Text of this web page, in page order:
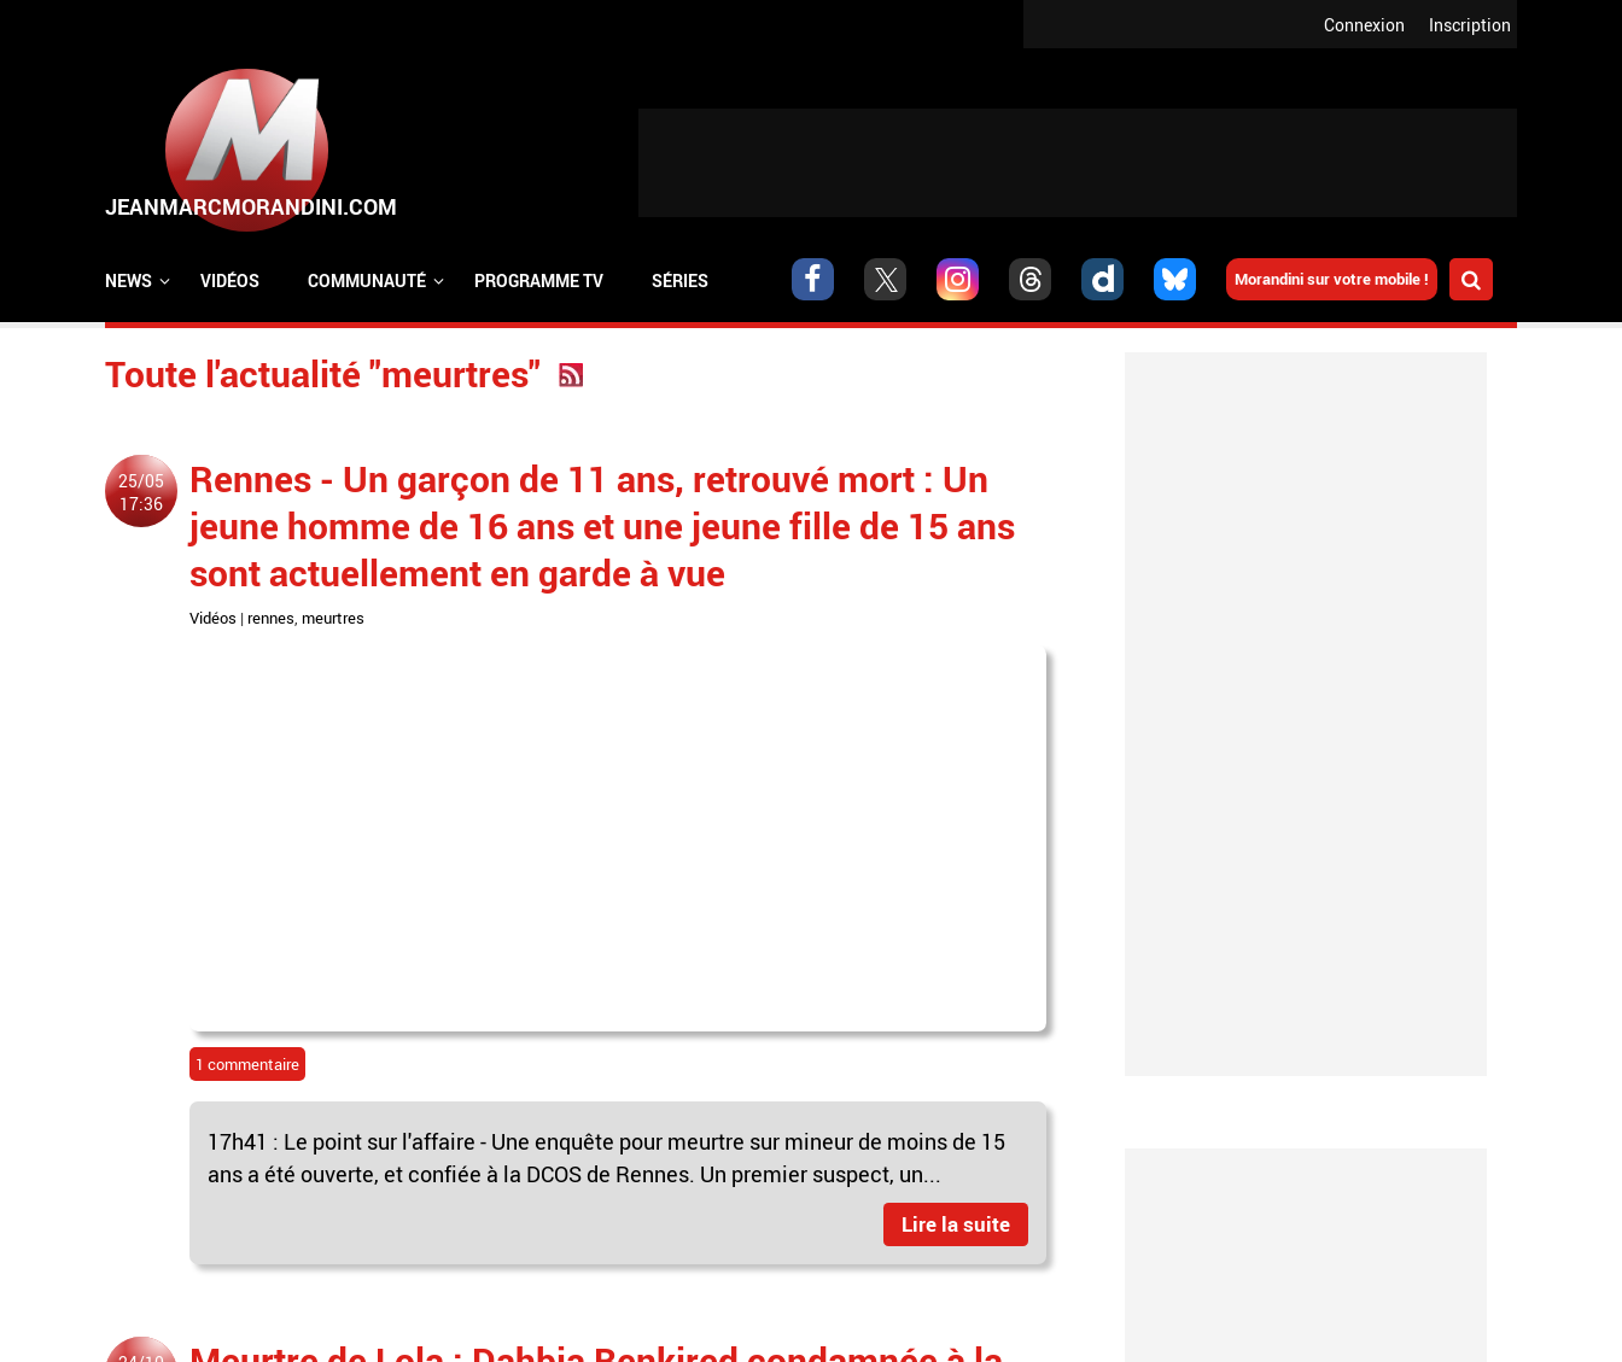
Inscription
Connexion
Morandini sur votre mobile !
NEWS VIDÉOS COMMUNAUTÉ PROGRAMME TV SÉRIES
Toute l'actualité "meurtres"
25/05
17:36
Rennes - Un garçon de 11 ans, retrouvé mort : Un
jeune homme de 16 ans et une jeune fille de 15 ans
sont actuellement en garde à vue
Vidéos | rennes, meurtres
1 commentaire
17h41 : Le point sur l'affaire - Une enquête pour meurtre sur mineur de moins de 15
ans a été ouverte, et confiée à la DCOS de Rennes. Un premier suspect, un...
Lire la suite